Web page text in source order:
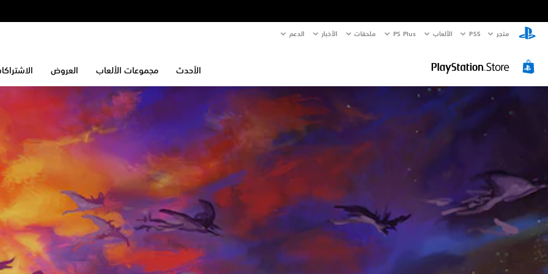
متجر PS5‏ الألعاب PS Plus ملحقات الأخبار الدعم
الأحدث مجموعات الألعاب العروض